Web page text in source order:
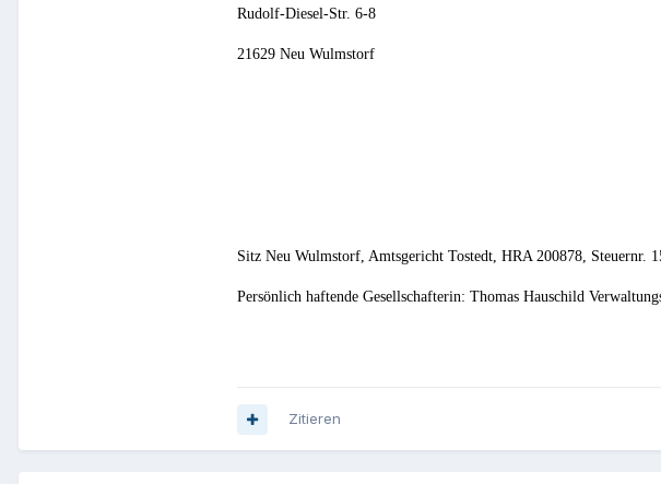
Rudolf-Diesel-Str. 6-8
21629 Neu Wulmstorf
Sitz Neu Wulmstorf, Amtsgericht Tostedt, HRA 200878, Steuernr.
Persönlich haftende Gesellschafterin: Thomas Hauschild
Zitieren